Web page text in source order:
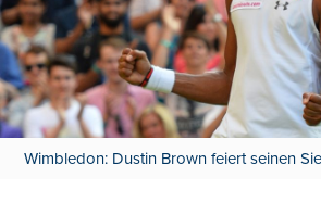
Wimbledon: Dustin Brown feiert seinen